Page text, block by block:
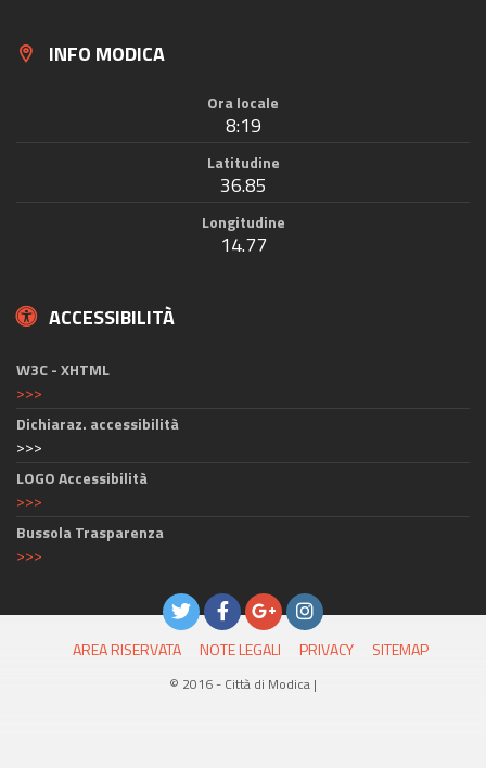
INFO MODICA
Ora locale
8:19
Latitudine
36.85
Longitudine
14.77
ACCESSIBILITÀ
W3C - XHTML
>>>
Dichiaraz. accessibilità
>>>
LOGO Accessibilità
>>>
Bussola Trasparenza
>>>
AREA RISERVATA NOTE LEGALI PRIVACY SITEMAP
© 2016 - Città di Modica |